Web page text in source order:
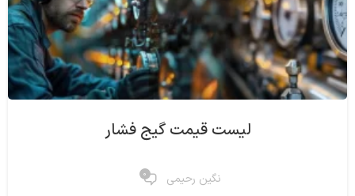
لیست قیمت گیج فشار
نگین رحیمی 0